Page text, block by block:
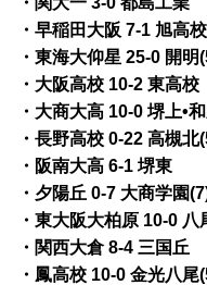
・早稲田大阪 7-1 旭高校
・東海大仰星 25-0 開明
・大阪高校 10-2 東高校
・大商大高 10-0 堺上•
・長野高校 0-22 高槻北
・阪南大高 6-1 堺東
・夕陽丘 0-7 大商学園
・東大阪大柏原 10-0 八
・関西大倉 8-4 三国丘
・鳳高校 10-0 金光八尾